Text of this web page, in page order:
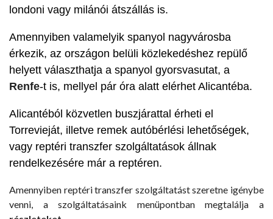
londoni vagy milánói átszállás is.
Amennyiben valamelyik spanyol nagyvárosba
érkezik, az országon belüli közlekedéshez repülő
helyett választhatja a spanyol gyorsvasutat, a
Renfe-t is, mellyel pár óra alatt elérhet Alicantéba.
Alicantéból közvetlen buszjárattal érheti el
Torrevieját, illetve remek autóbérlési lehetőségek,
vagy reptéri transzfer szolgáltatások állnak
rendelkezésére már a reptéren.
Amennyiben reptéri transzfer szolgáltatást szeretne igénybe
venni, a szolgáltatásaink menüpontban megtalálja a